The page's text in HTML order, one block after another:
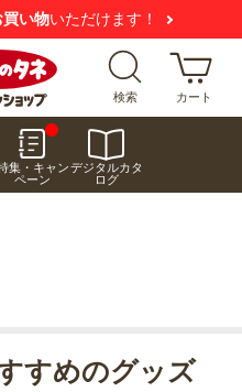
買い物いただけます！
検索 カート
集・キャン
ペーン
デジタルカタ
ログ
すめのグッズ